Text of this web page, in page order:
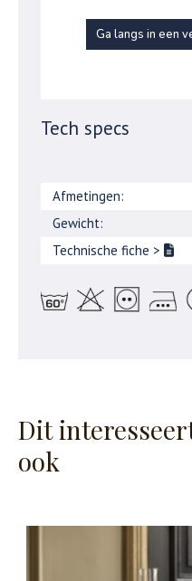
Ga langs in een
Tech specs
Afmetingen:
Gewicht:
Technische fiche >
Dit
ook